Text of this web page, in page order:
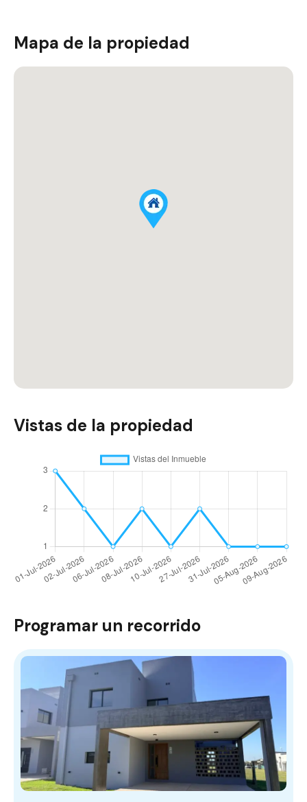
Mapa de la propiedad
Vistas de la propiedad
Programar un recorrido